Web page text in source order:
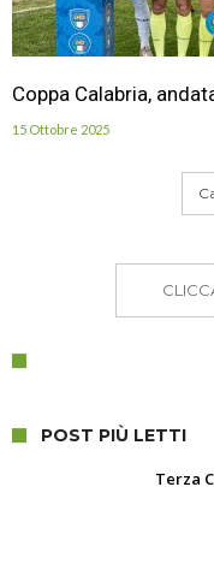
Coppa Calabria,
15 Ottobre 2025
POST PIÙ LETTI
Terza